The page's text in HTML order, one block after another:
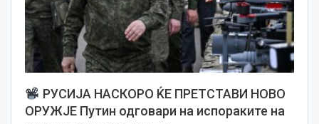
РУСИЈА НАСКОРО ЌЕ ПРЕТСТАВИ НОВО
ОРУЖЈЕ Путин одговари на испораките на